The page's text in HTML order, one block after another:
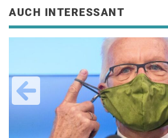
AUCH INTERESSANT